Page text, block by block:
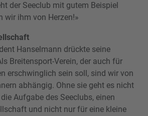
der Seeclub mit gutem Beispiel
wir ihm von Herzen!»
Hanselmann drückte seine
Breitensport-Verein, der auch für
erschwinglich sein soll, sind wir von
abhängig. Ohne sie geht es nicht
Aufgabe des Seeclubs, einen
und nicht nur für eine kleine